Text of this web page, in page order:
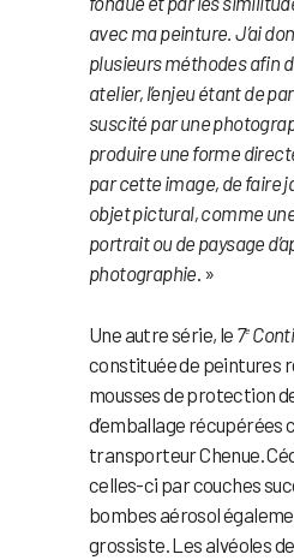
avec ma peinture. J’ai
plusieurs méthodes afin
atelier, l’enjeu étant de
suscité par une
produire une forme
par cette image, de faire
objet pictural, comme
portrait ou de paysage
photographie. »
Une autre série, le 7e
constituée de peintures
mousses de protection
d’emballage récupérées
transporteur Chenue.
celles-ci par couches
bombes aérosol
grossiste. Les alvéoles